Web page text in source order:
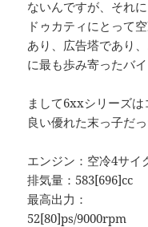
ないんですが、それ
ドゥカティにとって
あり、広告塔であり
に最も歩み寄ったバ
まして6xxシリーズ
良い優れた末っ子だっ
エンジン：空冷4サイ
排気量：583[696]cc
最高出力：
52[80]ps/9000rpm